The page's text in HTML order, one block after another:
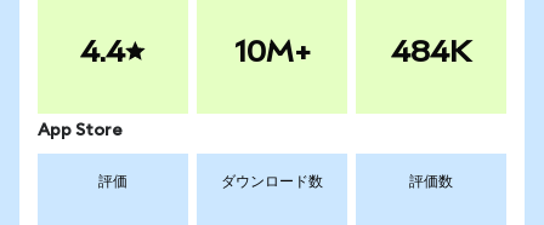
4.4 10M+ 484K
App Store
評価 ダウンロード数 評価数